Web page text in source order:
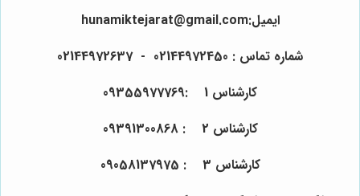
ایمیل:hunamiktejarat@gmail.com
شماره تماس : 02144972450 - 02144972637
کارشناس 1 :09355977769
کارشناس 2 : 09391300868
کارشناس 3 : 09058137975